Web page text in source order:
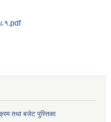
तथा बजेट पुस्तिका